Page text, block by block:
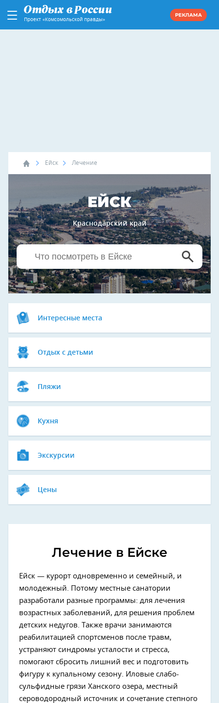
Проект «Комсомольской правды»
РЕКЛАМА
Ейск Лечение
ЕЙСК
Краснодарский край
Интересные места
Отдых с детьми
Пляжи
Кухня
Экскурсии
Цены
Лечение в Ейске
Ейск — курорт одновременно и семейный, и
молодежный. Потому местные санатории
разработали разные программы: для лечения
возрастных заболеваний, для решения проблем
детских недугов. Также врачи занимаются
реабилитацией спортсменов после травм,
устраняют синдромы усталости и стресса,
помогают сбросить лишний вес и подготовить
фигуру к купальному сезону. Иловые слабо-
сульфидные грязи Ханского озера, местный
сероводородный источник и сочетание степного